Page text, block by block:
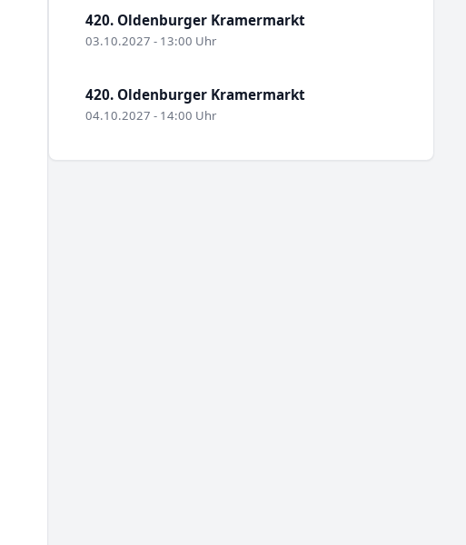
420. Oldenburger Kramermarkt
03.10.2027 - 13:00 Uhr
420. Oldenburger Kramermarkt
04.10.2027 - 14:00 Uhr